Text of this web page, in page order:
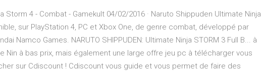
Storm 4 - Combat - Gamekult 04/02/2016 · Naruto Shippuden Ultimate Ninja
sur PlayStation 4, PC et Xbox One, de genre combat, développé par
Namco Games. NARUTO SHIPPUDEN: Ultimate Ninja STORM 3 Full B... à
Nin à bas prix, mais également une large offre jeu pc à télécharger vous
sur Cdiscount ! Cdiscount vous guide et vous permet de faire des